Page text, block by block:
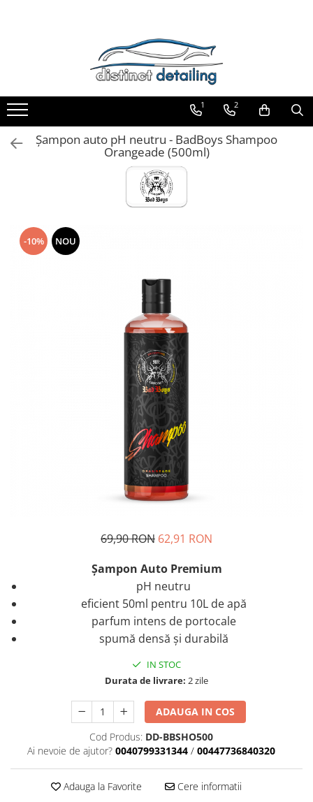
Unelte Tornador®
Piese de Schimb Tornador®
Maşini de Polishat
Talere şi Piese de Schimb
Decontaminare
Paste Polish Gama Marină
Sealant şi Quick Detailer
Curăţare
Textile
Plastice
Tratamente şi Întreţinere
Odorizante
Accesorii
Recondiţionare Piele
1 2
Şampon auto pH neutru - BadBoys Shampoo
Orangeade (500ml)
-10% NOU
69,90 RON 62,91 RON
Șampon Auto Premium
pH neutru
eficient 50ml pentru 10L de apă
parfum intens de portocale
spumă densă și durabilă
IN STOC
Durata de livrare: 2 zile
ADAUGA IN COS
Cod Produs: DD-BBSHO500
Ai nevoie de ajutor? 0040799331344 / 00447736840320
Adauga la Favorite Cere informatii